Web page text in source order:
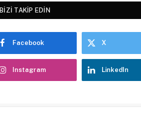
BIZI TAKIP EDIN
Facebook X
Instagram LinkedIn